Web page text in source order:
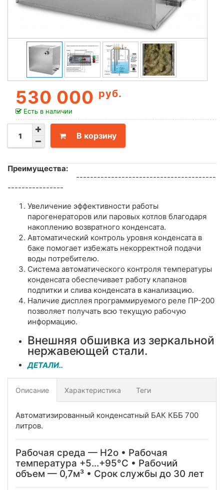
530 000 руб.
Есть в наличии
В корзину
Преимущества:
----------------------------------------
----------------
Увеличение эффективности работы
парогенераторов или паровых котлов благодаря
накоплению возвратного конденсата.
Автоматический контроль уровня конденсата в
баке помогает избежать некорректной подачи
воды потребителю.
Система автоматического контроля температуры
конденсата обеспечивает работу клапанов
подпитки и слива конденсата в канализацию.
Наличие дисплея программируемого реле ПР-200
позволяет получать всю текущую рабочую
информацию.
Внешняя обшивка из зеркальной
нержавеющей стали.
ДЕТАЛИ..
Описание Характеристика Теги
Автоматизированный конденсатный БАК КББ 700
литров.
Рабочая среда — Н2о • Рабочая
температура +5...+95°C • Рабочий
объем — 0,7м³ • Срок службы до 30 лет